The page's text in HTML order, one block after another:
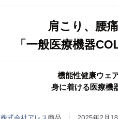
肩こり、腰
「一般医療機器
機能性健康ウェ
身に着ける医療機